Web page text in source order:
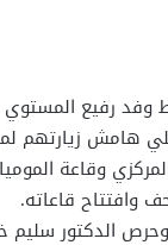
رفيع المستوي
هامش زيارتهم
وقاعة
وافتتاح قاعاته.
وحرص الدكتور